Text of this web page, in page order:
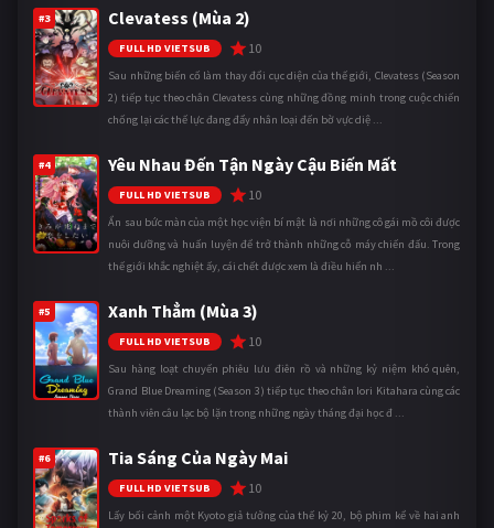
#3 Clevatess (Mùa 2)
FULL HD VIETSUB 10
Sau những biến cố làm thay đổi cục diện của thế giới, Clevatess (Season
2) tiếp tục theo chân Clevatess cùng những đồng minh trong cuộc chiến
chống lại các thế lực đang đẩy nhân loại đến bờ vực diệ ...
#4 Yêu Nhau Đến Tận Ngày Cậu Biến Mất
FULL HD VIETSUB 10
Ẩn sau bức màn của một học viện bí mật là nơi những cô gái mồ côi được
nuôi dưỡng và huấn luyện để trở thành những cỗ máy chiến đấu. Trong
thế giới khắc nghiệt ấy, cái chết được xem là điều hiển nh ...
#5 Xanh Thẳm (Mùa 3)
FULL HD VIETSUB 10
Sau hàng loạt chuyến phiêu lưu điên rồ và những kỷ niệm khó quên,
Grand Blue Dreaming (Season 3) tiếp tục theo chân Iori Kitahara cùng các
thành viên câu lạc bộ lặn trong những ngày tháng đại học đ ...
#6 Tia Sáng Của Ngày Mai
FULL HD VIETSUB 10
Lấy bối cảnh một Kyoto giả tưởng của thế kỷ 20, bộ phim kể về hai anh